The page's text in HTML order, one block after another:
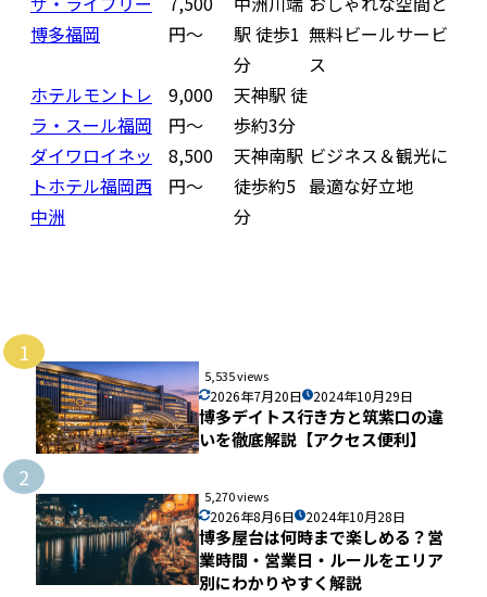
博多福岡
円〜
駅 徒歩1
分
無料ビールサービ
ス
ホテルモントレ
ラ・スール福岡
9,000
円〜
天神駅 徒
歩約3分
ダイワロイネッ
トホテル福岡西
中洲
8,500
円〜
天神南駅
徒歩約5
分
ビジネス＆観光に
最適な好立地
1
5,535 views
2026年7月20日 2024年10月29日
博多デイトス行き方と筑紫口の違
いを徹底解説【アクセス便利】
2
5,270 views
2026年8月6日 2024年10月28日
博多屋台は何時まで楽しめる？営
業時間・営業日・ルールをエリア
別にわかりやすく解説